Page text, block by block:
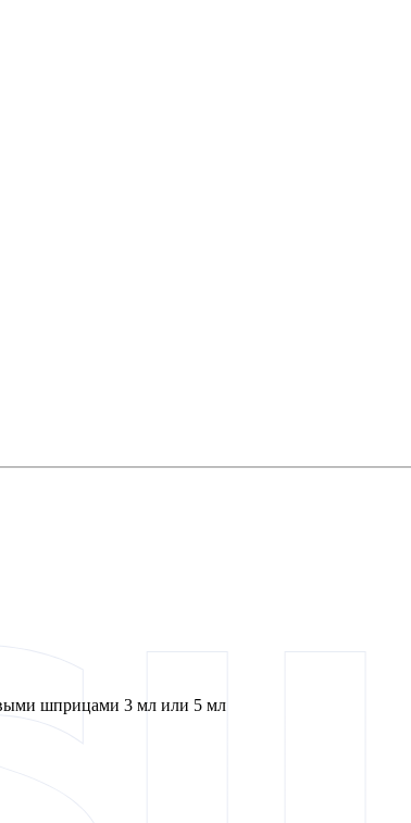
шприцами 3 мл или 5 мл